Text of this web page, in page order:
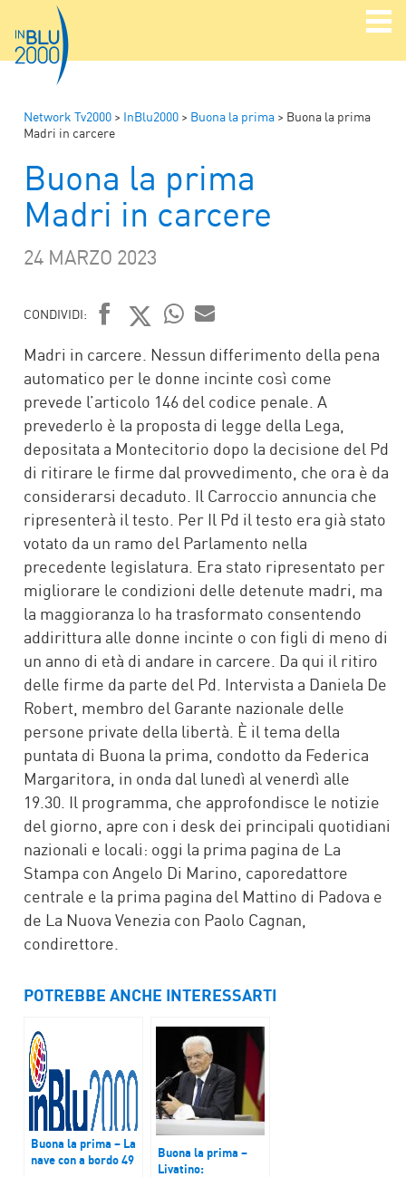
Network Tv2000 > InBlu2000 > Buona la prima > Buona la prima
Madri in carcere
Buona la prima
Madri in carcere
24 MARZO 2023
CONDIVIDI:
FACEBOOK
TWITTER
WHATSAPP
MAIL
Madri in carcere. Nessun differimento della pena
automatico per le donne incinte così come
prevede l’articolo 146 del codice penale. A
prevederlo è la proposta di legge della Lega,
depositata a Montecitorio dopo la decisione del Pd
di ritirare le firme dal provvedimento, che ora è da
considerarsi decaduto. Il Carroccio annuncia che
ripresenterà il testo. Per Il Pd il testo era già stato
votato da un ramo del Parlamento nella
precedente legislatura. Era stato ripresentato per
migliorare le condizioni delle detenute madri, ma
la maggioranza lo ha trasformato consentendo
addirittura alle donne incinte o con figli di meno di
un anno di età di andare in carcere. Da qui il ritiro
delle firme da parte del Pd. Intervista a Daniela De
Robert, membro del Garante nazionale delle
persone private della libertà. È il tema della
puntata di Buona la prima, condotto da Federica
Margaritora, in onda dal lunedì al venerdì alle
19.30. Il programma, che approfondisce le notizie
del giorno, apre con i desk dei principali quotidiani
nazionali e locali: oggi la prima pagina de La
Stampa con Angelo Di Marino, caporedattore
centrale e la prima pagina del Mattino di Padova e
de La Nuova Venezia con Paolo Cagnan,
condirettore.
POTREBBE ANCHE INTERESSARTI
Buona la prima – La
nave con a bordo 49
Buona la prima –
Livatino: